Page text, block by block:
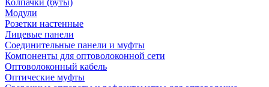
Колпачки (буты)
Модули
Розетки настенные
Лицевые панели
Соединительные панели и муфты
Компоненты для оптоволоконной сети
Оптоволоконный кабель
Оптические муфты